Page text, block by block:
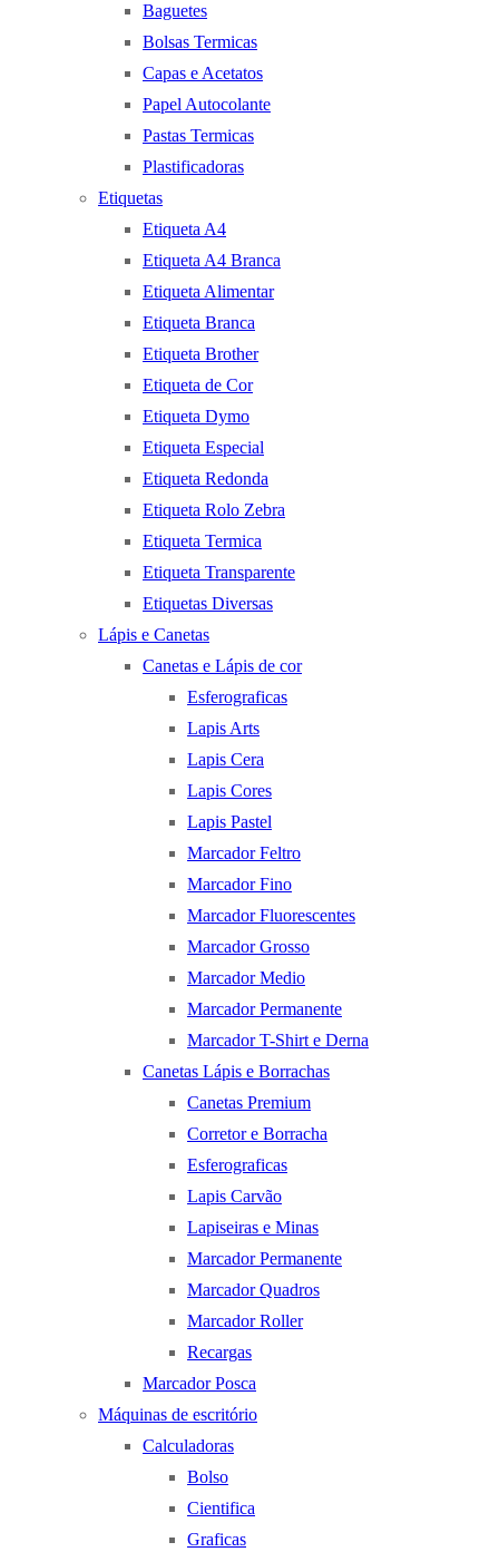
Baguetes
Bolsas Termicas
Capas e Acetatos
Papel Autocolante
Pastas Termicas
Plastificadoras
Etiquetas
Etiqueta A4
Etiqueta A4 Branca
Etiqueta Alimentar
Etiqueta Branca
Etiqueta Brother
Etiqueta de Cor
Etiqueta Dymo
Etiqueta Especial
Etiqueta Redonda
Etiqueta Rolo Zebra
Etiqueta Termica
Etiqueta Transparente
Etiquetas Diversas
Lápis e Canetas
Canetas e Lápis de cor
Esferograficas
Lapis Arts
Lapis Cera
Lapis Cores
Lapis Pastel
Marcador Feltro
Marcador Fino
Marcador Fluorescentes
Marcador Grosso
Marcador Medio
Marcador Permanente
Marcador T-Shirt e Derna
Canetas Lápis e Borrachas
Canetas Premium
Corretor e Borracha
Esferograficas
Lapis Carvão
Lapiseiras e Minas
Marcador Permanente
Marcador Quadros
Marcador Roller
Recargas
Marcador Posca
Máquinas de escritório
Calculadoras
Bolso
Cientifica
Graficas